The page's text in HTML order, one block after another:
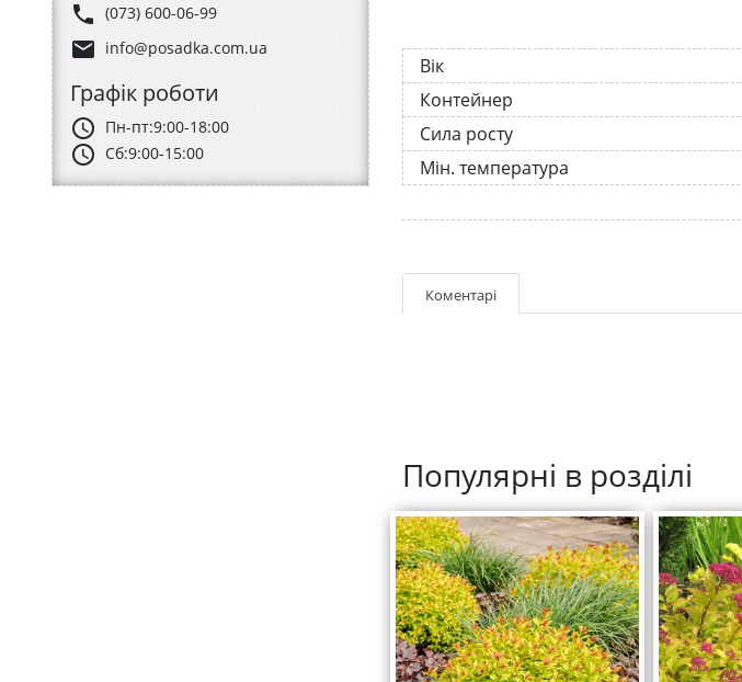
phone (073) 600-06-99
email info@posadka.com.ua
Графік роботи
schedule Пн-пт:9:00-18:00
schedule Сб:9:00-15:00
Вік
Контейнер
Сила росту
Мін. температура
Коментарі
Популярні в розділі